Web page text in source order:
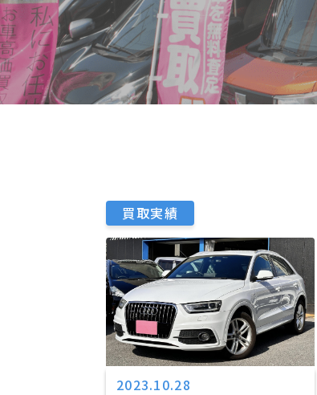
買取実績
2023.10.28